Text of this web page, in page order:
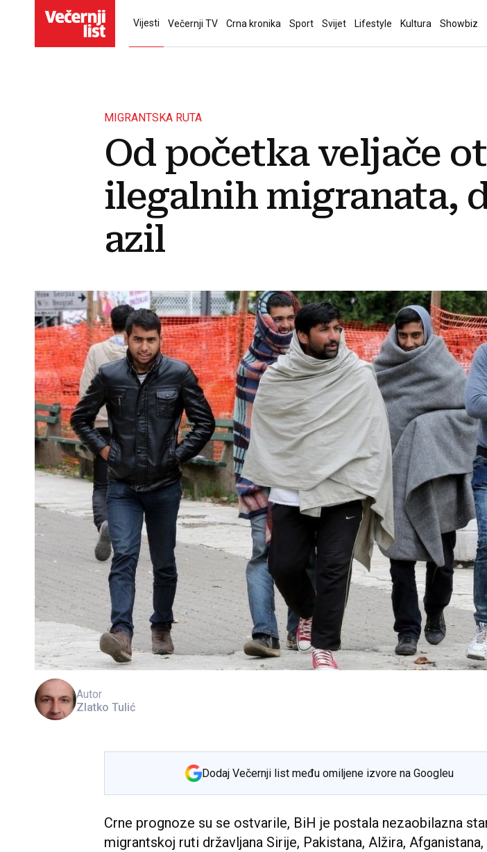
Vijesti Večernji TV Crna kronika Sport Svijet Lifestyle Kultura Showbiz
MIGRANTSKA RUTA
Od početka veljače
ilegalnih migranata,
azil
Autor
Zlatko Tulić
Dodaj Večernji list među omiljene izvore na Googleu
Crne prognoze su se ostvarile, BiH je postala nezaobilazna
migrantskoj ruti državljana Sirije, Pakistana, Alžira, Afganistana,